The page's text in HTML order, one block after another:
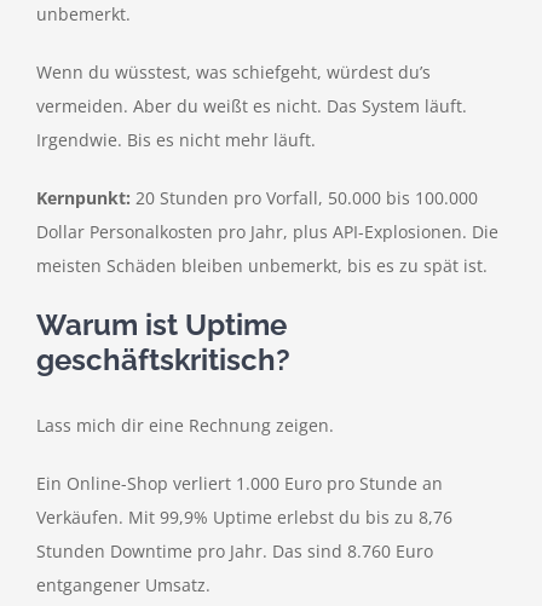
unbemerkt.
Wenn du wüsstest, was schiefgeht, würdest du’s
vermeiden. Aber du weißt es nicht. Das System läuft.
Irgendwie. Bis es nicht mehr läuft.
Kernpunkt: 20 Stunden pro Vorfall, 50.000 bis 100.000
Dollar Personalkosten pro Jahr, plus API-Explosionen. Die
meisten Schäden bleiben unbemerkt, bis es zu spät ist.
Warum ist Uptime
geschäftskritisch?
Lass mich dir eine Rechnung zeigen.
Ein Online-Shop verliert 1.000 Euro pro Stunde an
Verkäufen. Mit 99,9% Uptime erlebst du bis zu 8,76
Stunden Downtime pro Jahr. Das sind 8.760 Euro
entgangener Umsatz.